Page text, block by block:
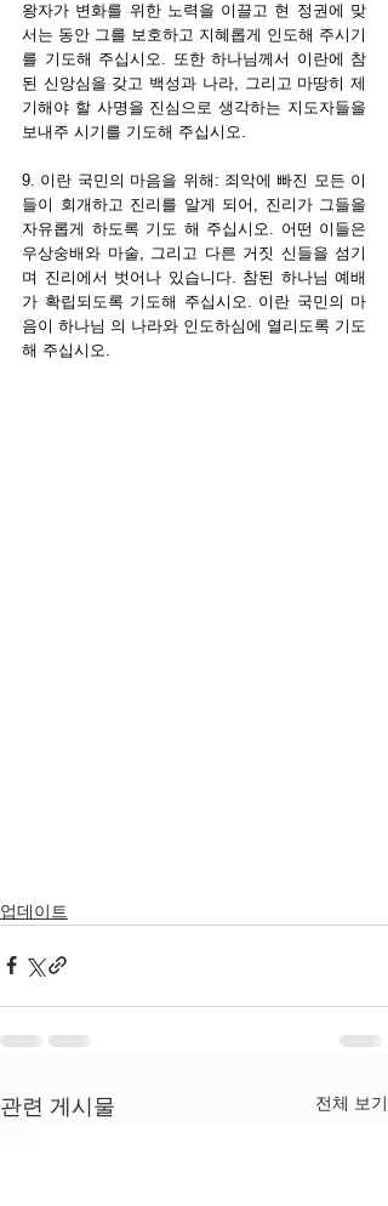
왕자가 변화를 위한 노력을 이끌고 현 정권에 맞
서는 동안 그를 보호하고 지혜롭게 인도해 주시기
를 기도해 주십시오. 또한 하나님께서 이란에 참
된 신앙심을 갖고 백성과 나라, 그리고 마땅히 제
기해야 할 사명을 진심으로 생각하는 지도자들을
보내주 시기를 기도해 주십시오.
9. 이란 국민의 마음을 위해: 죄악에 빠진 모든 이
들이 회개하고 진리를 알게 되어, 진리가 그들을
자유롭게 하도록 기도 해 주십시오. 어떤 이들은
우상숭배와 마술, 그리고 다른 거짓 신들을 섬기
며 진리에서 벗어나 있습니다. 참된 하나님 예배
가 확립되도록 기도해 주십시오. 이란 국민의 마
음이 하나님 의 나라와 인도하심에 열리도록 기도
해 주십시오.
업데이트
관련 게시물 전체 보기